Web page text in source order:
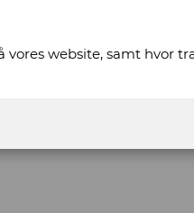
website, samt hvor